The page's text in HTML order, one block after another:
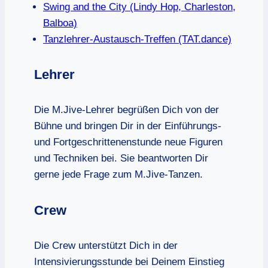
Swing and the City (Lindy Hop, Charleston,
Balboa)
Tanzlehrer-Austausch-Treffen (TAT.dance)
Lehrer
Die M.Jive-Lehrer begrüßen Dich von der
Bühne und bringen Dir in der Einführungs-
und Fortgeschrittenenstunde neue Figuren
und Techniken bei. Sie beantworten Dir
gerne jede Frage zum M.Jive-Tanzen.
Crew
Die Crew unterstützt Dich in der
Intensivierungsstunde bei Deinem Einstieg